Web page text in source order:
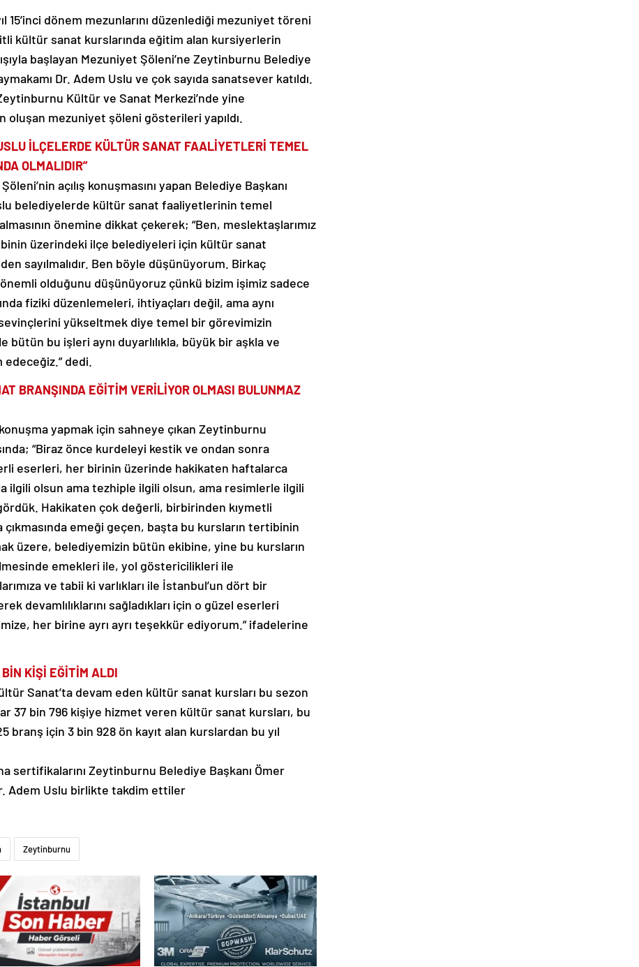
15’inci dönem mezunlarını düzenlediği mezuniyet töreni
kültür sanat kurslarında eğitim alan kursiyerlerin
başlayan Mezuniyet Şöleni’ne Zeytinburnu Belediye
Dr. Adem Uslu ve çok sayıda sanatsever katıldı.
Kültür ve Sanat Merkezi’nde yine
oluşan mezuniyet şöleni gösterileri yapıldı.
İLÇELERDE KÜLTÜR SANAT FAALİYETLERİ TEMEL
OLMALIDIR”
açılış konuşmasını yapan Belediye Başkanı
belediyelerde kültür sanat faaliyetlerinin temel
önemine dikkat çekerek; “Ben, meslektaşlarımız
üzerindeki ilçe belediyeleri için kültür sanat
sayılmalıdır. Ben böyle düşünüyorum. Birkaç
olduğunu düşünüyoruz çünkü bizim işimiz sadece
fiziki düzenlemeleri, ihtiyaçları değil, ama aynı
yükseltmek diye temel bir görevimizin
bu işleri aynı duyarlılıkla, büyük bir aşkla ve
edeceğiz.” dedi.
BRANŞINDA EĞİTİM VERİLİYOR OLMASI BULUNMAZ
yapmak için sahneye çıkan Zeytinburnu
“Biraz önce kurdeleyi kestik ve ondan sonra
eserleri, her birinin üzerinde hakikaten haftalarca
ilgili olsun ama tezhiple ilgili olsun, ama resimlerle ilgili
Hakikaten çok değerli, birbirinden kıymetli
emeği geçen, başta bu kursların tertibinin
üzere, belediyemizin bütün ekibine, yine bu kursların
emekleri ile, yol göstericilikleri ile
ve tabii ki varlıkları ile İstanbul’un dört bir
devamlılıklarını sağladıkları için o güzel eserleri
her birine ayrı ayrı teşekkür ediyorum.” ifadelerine
KİŞİ EĞİTİM ALDI
Sanat’ta devam eden kültür sanat kursları bu sezon
37 bin 796 kişiye hizmet veren kültür sanat kursları, bu
branş için 3 bin 928 ön kayıt alan kurslardan bu yıl
sertifikalarını Zeytinburnu Belediye Başkanı Ömer
Adem Uslu birlikte takdim ettiler
Zeytinburnu